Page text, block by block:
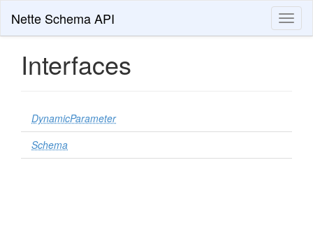
Nette Schema API
Interfaces
DynamicParameter
Schema